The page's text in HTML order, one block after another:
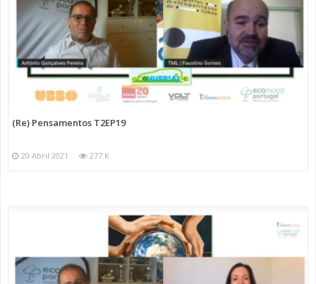
(Re) Pensamentos T2EP19
20 Abril 2021 277 K